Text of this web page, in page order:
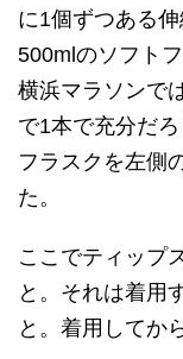
に1個ずつある
500mlのソフト
横浜マラソンで
で1本で充分だ
フラスクを左側
た。
ここでティップ
と。それは着用
と。着用してか